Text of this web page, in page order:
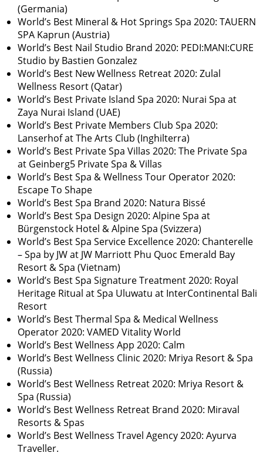
(Germania)
World’s Best Mineral & Hot Springs Spa 2020: TAUERN
SPA Kaprun (Austria)
World’s Best Nail Studio Brand 2020: PEDI:MANI:CURE
Studio by Bastien Gonzalez
World’s Best New Wellness Retreat 2020: Zulal
Wellness Resort (Qatar)
World’s Best Private Island Spa 2020: Nurai Spa at
Zaya Nurai Island (UAE)
World’s Best Private Members Club Spa 2020:
Lanserhof at The Arts Club (Inghilterra)
World’s Best Private Spa Villas 2020: The Private Spa
at Geinberg5 Private Spa & Villas
World’s Best Spa & Wellness Tour Operator 2020:
Escape To Shape
World’s Best Spa Brand 2020: Natura Bissé
World’s Best Spa Design 2020: Alpine Spa at
Bürgenstock Hotel & Alpine Spa (Svizzera)
World’s Best Spa Service Excellence 2020: Chanterelle
– Spa by JW at JW Marriott Phu Quoc Emerald Bay
Resort & Spa (Vietnam)
World’s Best Spa Signature Treatment 2020: Royal
Heritage Ritual at Spa Uluwatu at InterContinental Bali
Resort
World’s Best Thermal Spa & Medical Wellness
Operator 2020: VAMED Vitality World
World’s Best Wellness App 2020: Calm
World’s Best Wellness Clinic 2020: Mriya Resort & Spa
(Russia)
World’s Best Wellness Retreat 2020: Mriya Resort &
Spa (Russia)
World’s Best Wellness Retreat Brand 2020: Miraval
Resorts & Spas
World’s Best Wellness Travel Agency 2020: Ayurva
Traveller.